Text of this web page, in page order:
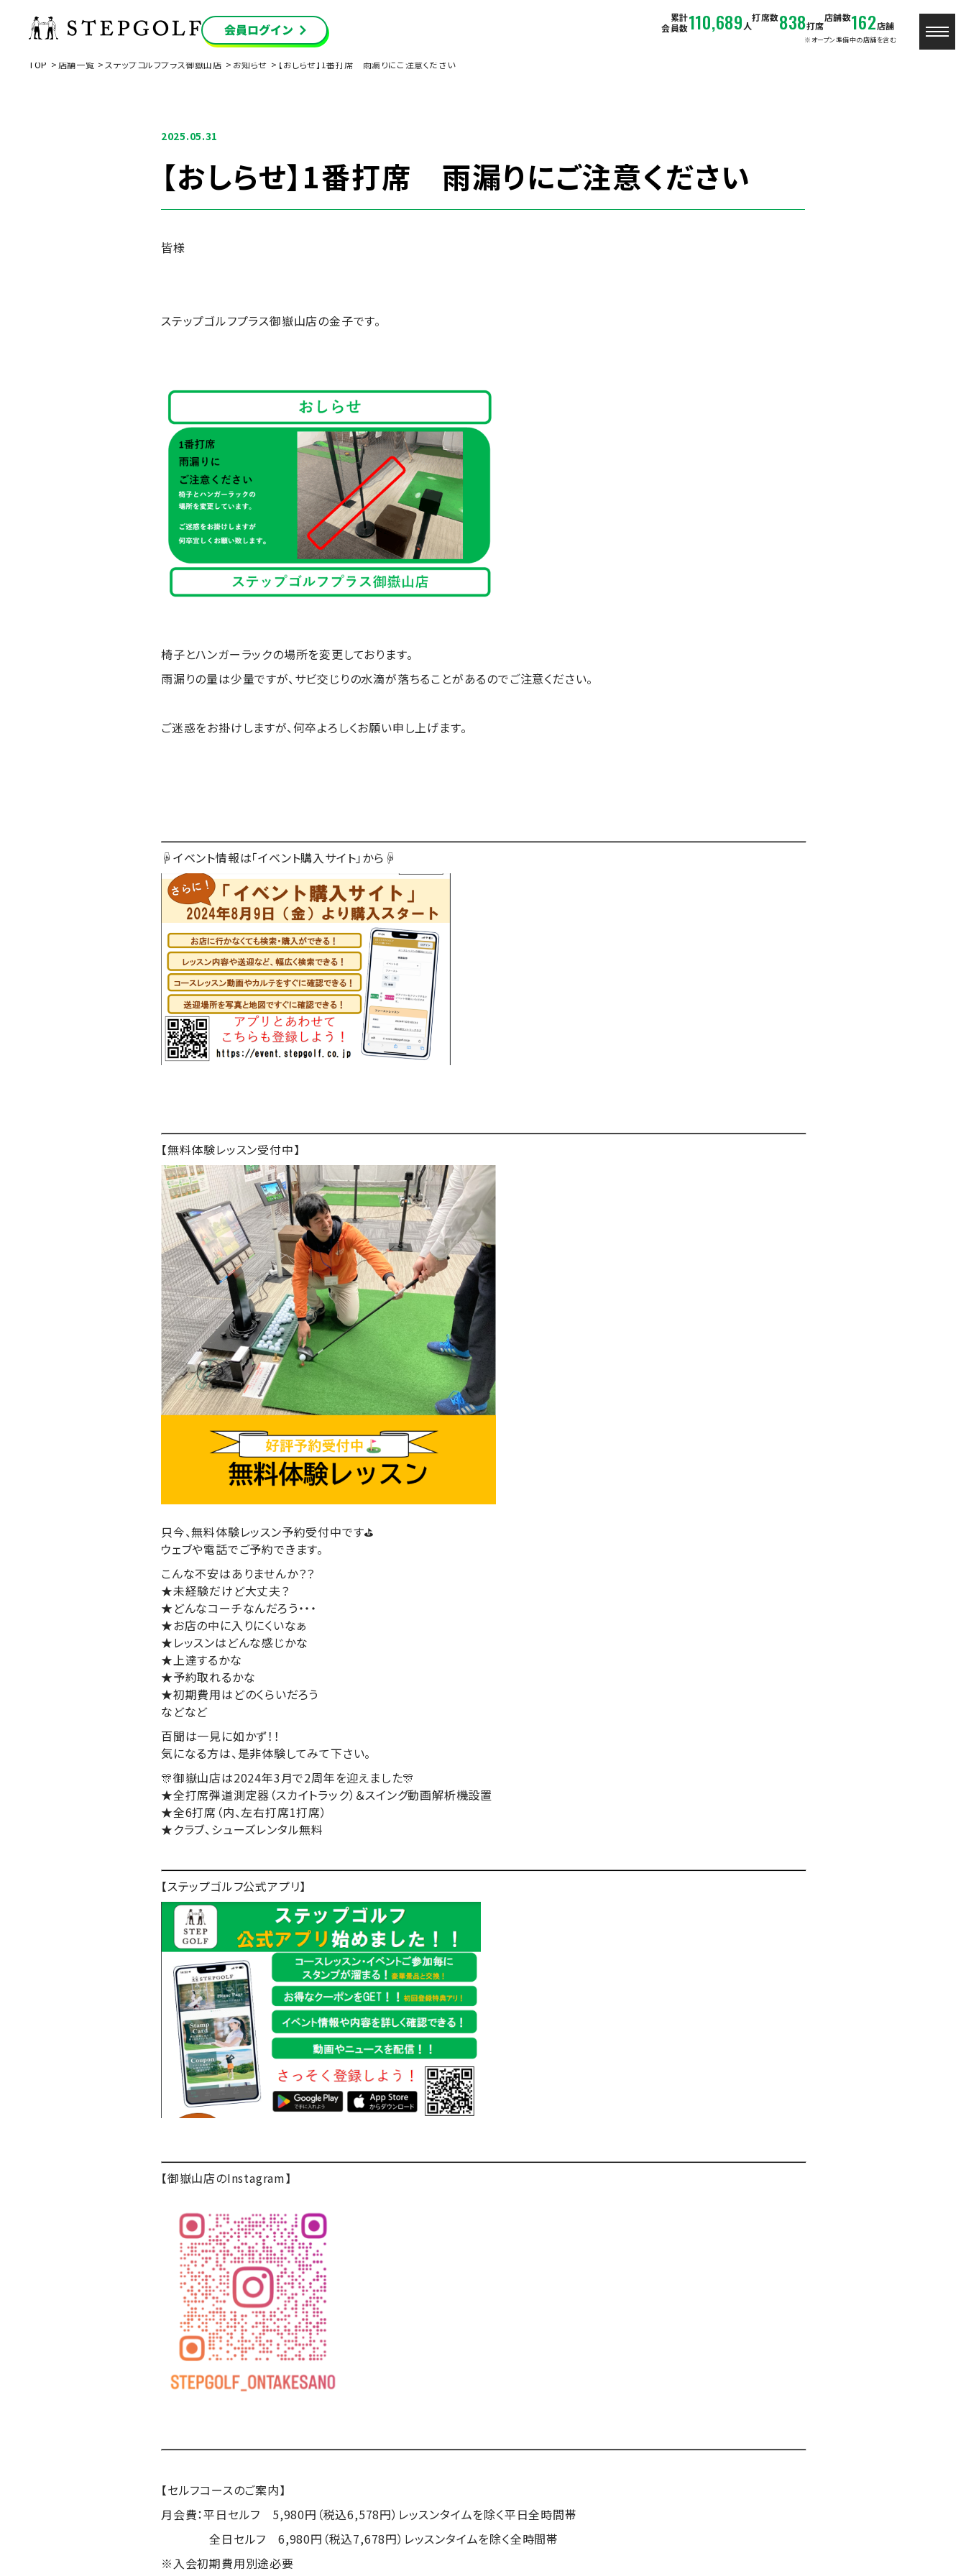
累計
会員数110,689 人
打席数838打席
店舗数162店舗
※オープン準備中の店舗を含む
TOP 店舗一覧 ステップゴルフプラス御嶽山店 お知らせ 【おしらせ】1番打席 雨漏りにご注意ください
2025.05.31
【おしらせ】1番打席 雨漏りにご注意ください
皆様
ステップゴルフプラス御嶽山店の金子です。
椅子とハンガーラックの場所を変更しております。
雨漏りの量は少量ですが、サビ交じりの水滴が落ちることがあるのでご注意ください。
ご迷惑をお掛けしますが、何卒よろしくお願い申し上げます。
☟イベント情報は「イベント購入サイト」から☟
【無料体験レッスン受付中】
只今、無料体験レッスン予約受付中です⛳
ウェブや電話でご予約できます。
こんな不安はありませんか？？
★未経験だけど大丈夫？
★どんなコーチなんだろう・・・
★お店の中に入りにくいなぁ
★レッスンはどんな感じかな
★上達するかな
★予約取れるかな
★初期費用はどのくらいだろう
などなど
百聞は一見に如かず！！
気になる方は、是非体験してみて下さい。
🎊御嶽山店は2024年3月で2周年を迎えました🎊
★全打席弾道測定器（スカイトラック）＆スイング動画解析機設置
★全6打席（内、左右打席1打席）
★クラブ、シューズレンタル無料
【ステップゴルフ公式アプリ】
【御嶽山店のInstagram】
【セルフコースのご案内】
月会費：平日セルフ 5,980円（税込6,578円）レッスンタイムを除く平日全時間帯
全日セルフ 6,980円（税込7,678円）レッスンタイムを除く全時間帯
※入会初期費用別途必要